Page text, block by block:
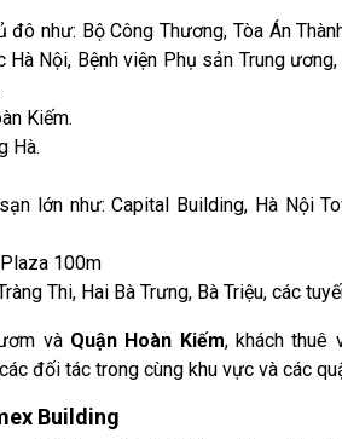
như: Bộ Công Thương, Tòa Án
Nội, Bệnh viện Phụ sản Trung
Kiếm.
Hà.
lớn như: Capital Building, Hà Nội
100m
Thi, Hai Bà Trưng, Bà Triệu, các
và Quận Hoàn Kiếm, khách thuê
đối tác trong cùng khu vực và các
Building